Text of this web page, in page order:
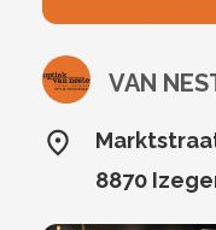
VAN
8870